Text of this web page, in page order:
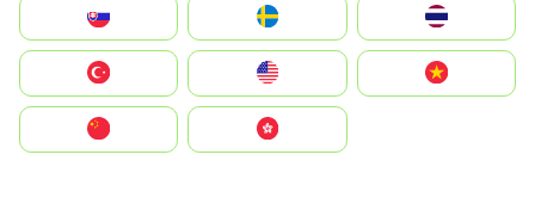
United States
中國香港特別行政區